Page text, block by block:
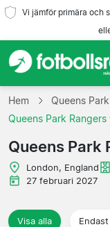
Vi jämför primära och
Hem
Ligor
Hem
Queens
Queens Park Rangers
Queens Park
London, England
27 februari 2027
Visa alla